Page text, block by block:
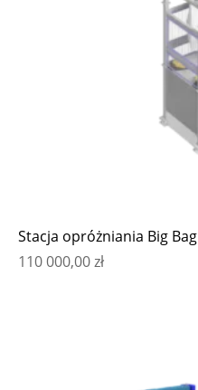
Stacja opróżniania Big Bag
110 000,00zł